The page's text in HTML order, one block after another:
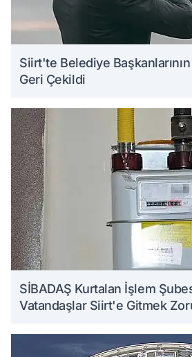
Siirt'te Belediye Başkanlarının
Geri Çekildi
SİBADAŞ Kurtalan İşlem
Vatandaşlar Siirt'e Gitmek